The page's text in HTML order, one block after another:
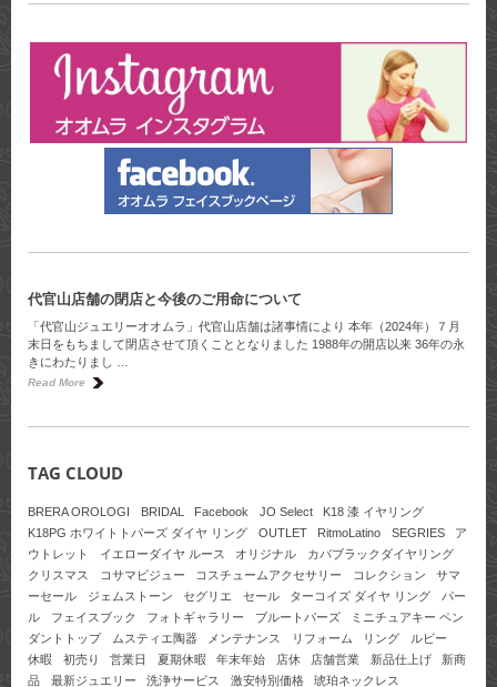
代官山店舗の閉店と今後のご用命について
「代官山ジュエリーオオムラ」代官山店舗は諸事情により 本年（2024年）７月
末日をもちまして閉店させて頂くこととなりました 1988年の開店以来 36年の永
きにわたりまし …
Read More
TAG CLOUD
BRERA OROLOGI BRIDAL Facebook JO Select
K18 漆 イヤリング
K18PG ホワイトトパーズ ダイヤ リング
OUTLET RitmoLatino SEGRIES
ア
ウトレット
イエローダイヤ ルース オリジナル
カバブラックダイヤリング
クリスマス
コサマビジュー コスチュームアクセサリー コレクション
サマ
ーセール
ジェムストーン セグリエ セール ターコイズ ダイヤ リング
パー
ル
フェイスブック フォトギャラリー ブルートパーズ
ミニチュアキー ペン
ダントトップ
ムスティエ陶器 メンテナンス リフォーム リング
ルビー
休暇
初売り 営業日 夏期休暇 年末年始 店休 店舗営業 新品仕上げ
新商
品
最新ジュエリー 洗浄サービス 激安特別価格 琥珀ネックレス